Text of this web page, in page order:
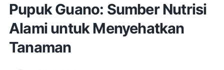
Pupuk Guano: Sumber Nutrisi
Alami untuk Menyehatkan
Tanaman